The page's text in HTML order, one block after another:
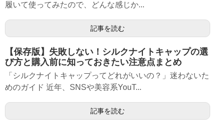
履いて使ってみたので、どんな感じか...
記事を読む
【保存版】失敗しない！シルクナイトキャップの選
び方と購入前に知っておきたい注意点まとめ
「シルクナイトキャップってどれがいいの？」迷わないた
めのガイド 近年、SNSや美容系YouT...
記事を読む